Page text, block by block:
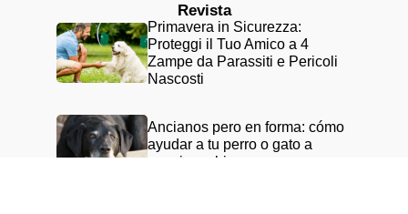
Revista
Primavera in Sicurezza:
Proteggi il Tuo Amico a 4
Zampe da Parassiti e Pericoli
Nascosti
Ancianos pero en forma: cómo
ayudar a tu perro o gato a
envejecer bien